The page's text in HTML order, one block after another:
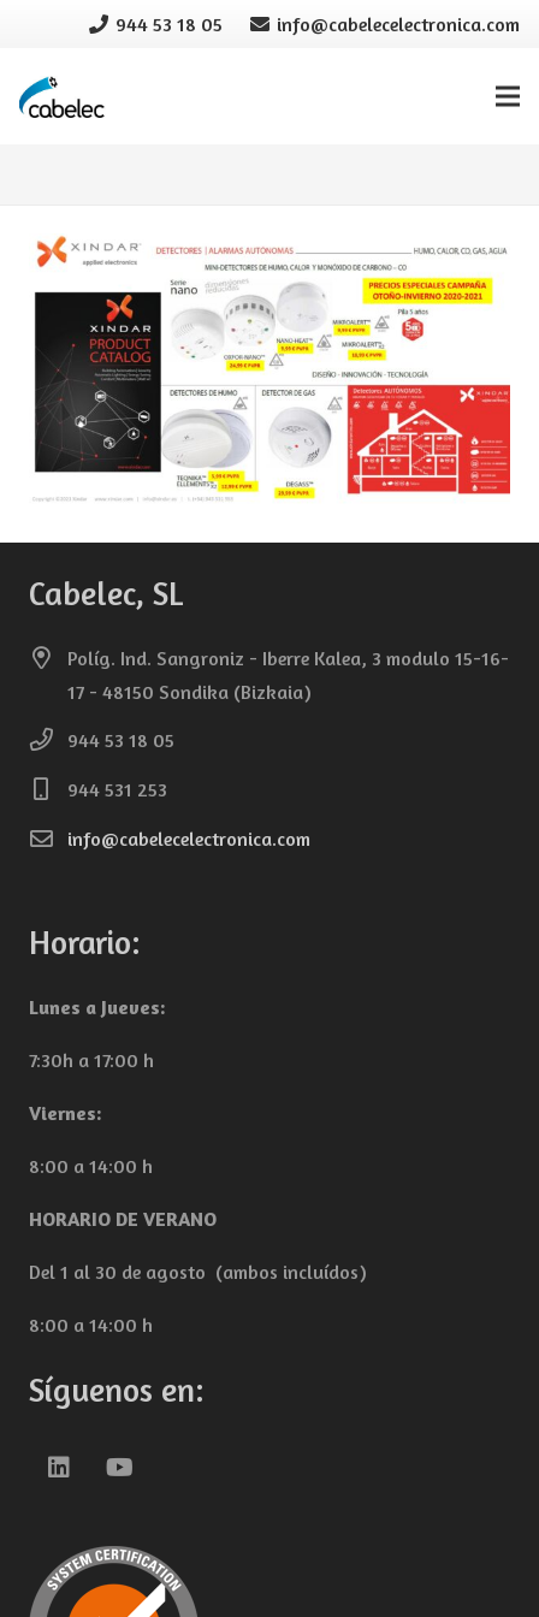
944 53 18 05 info@cabelecelectronica.com
Cabelec, SL
Políg. Ind. Sangroniz - Iberre Kalea, 3 modulo 15-16-
17 - 48150 Sondika (Bizkaia)
944 53 18 05
944 531 253
info@cabelecelectronica.com
Horario:
Lunes a Jueves:
7:30h a 17:00 h
Viernes:
8:00 a 14:00 h
HORARIO DE VERANO
Del 1 al 30 de agosto (ambos incluídos)
8:00 a 14:00 h
Síguenos en: